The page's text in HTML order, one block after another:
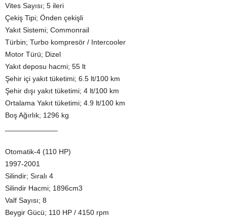
Vites Sayısı; 5 ileri
Çekiş Tipi; Önden çekişli
Yakıt Sistemi; Commonrail
Türbin; Turbo kompresör / Intercooler
Motor Türü; Dizel
Yakıt deposu hacmi; 55 lt
Şehir içi yakıt tüketimi; 6.5 lt/100 km
Şehir dışı yakıt tüketimi; 4 lt/100 km
Ortalama Yakıt tüketimi; 4.9 lt/100 km
Boş Ağırlık; 1296 kg
Otomatik-4 (110 HP)
1997-2001
Silindir; Sıralı 4
Silindir Hacmi; 1896cm3
Valf Sayısı; 8
Beygir Gücü; 110 HP / 4150 rpm